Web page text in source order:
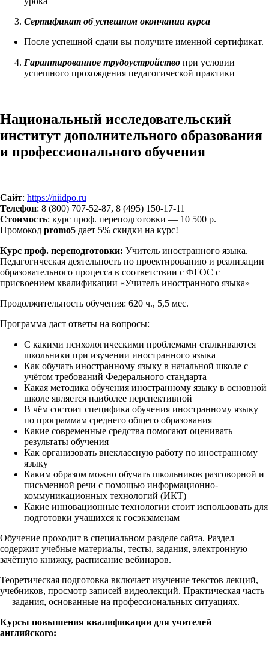
Сертификат об успешном окончании курса
После успешной сдачи вы получите именной сертификат.
Гарантированное трудоустройство при условии
успешного прохождения педагогической практики
Национальный исследовательский
институт дополнительного образования
и профессионального обучения
Сайт: https://niidpo.ru
Телефон: 8 (800) 707-52-87, 8 (495) 150-17-11
Стоимость: курс проф. переподготовки — 10 500 р.
Промокод promo5 дает 5% скидки на курс!
Курс проф. переподготовки: Учитель иностранного языка.
Педагогическая деятельность по проектированию и реализации
образовательного процесса в соответствии с ФГОС с
присвоением квалификации «Учитель иностранного языка»
Продолжительность обучения: 620 ч., 5,5 мес.
Программа даст ответы на вопросы:
С какими психологическими проблемами сталкиваются
школьники при изучении иностранного языка
Как обучать иностранному языку в начальной школе с
учётом требований Федерального стандарта
Какая методика обучения иностранному языку в основной
школе является наиболее перспективной
В чём состоит специфика обучения иностранному языку
по программам среднего общего образования
Какие современные средства помогают оценивать
результаты обучения
Как организовать внеклассную работу по иностранному
языку
Каким образом можно обучать школьников разговорной и
письменной речи с помощью информационно-
коммуникационных технологий (ИКТ)
Какие инновационные технологии стоит использовать для
подготовки учащихся к госэкзаменам
Обучение проходит в специальном разделе сайта. Раздел
содержит учебные материалы, тесты, задания, электронную
зачётную книжку, расписание вебинаров.
Теоретическая подготовка включает изучение текстов лекций,
учебников, просмотр записей видеолекций. Практическая часть
— задания, основанные на профессиональных ситуациях.
Курсы повышения квалификации для учителей
английского: